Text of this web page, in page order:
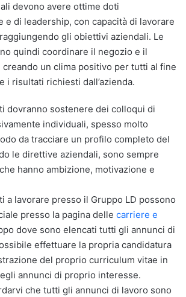
devono avere ottime doti
e di leadership, con capacità di lavorare
gli obiettivi aziendali. Le
quindi coordinare il negozio e il
creando un clima positivo per tutti al fine
i risultati richiesti dall’azienda.
dovranno sostenere dei colloqui di
individuali, spesso molto
da tracciare un profilo completo del
le direttive aziendali, sono sempre
hanno ambizione, motivazione e
a lavorare presso il Gruppo LD possono
presso la pagina delle carriere e
dove sono elencati tutti gli annunci di
effettuare la propria candidatura
del proprio curriculum vitae in
annunci di proprio interesse.
che tutti gli annunci di lavoro sono